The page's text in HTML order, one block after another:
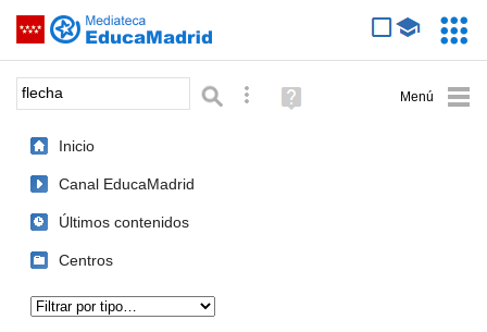
Saltar navegación
Palabra o frase: Búsqueda avanzada
Ayuda
(en
Inicio
Canal EducaMadrid
Últimos contenidos
Centros